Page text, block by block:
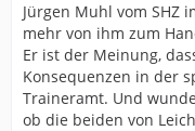
Jürgen Muhl vom SHZ
mehr von ihm zum
Er ist der Meinung,
Konsequenzen in der
Traineramt. Und
ob die beiden von